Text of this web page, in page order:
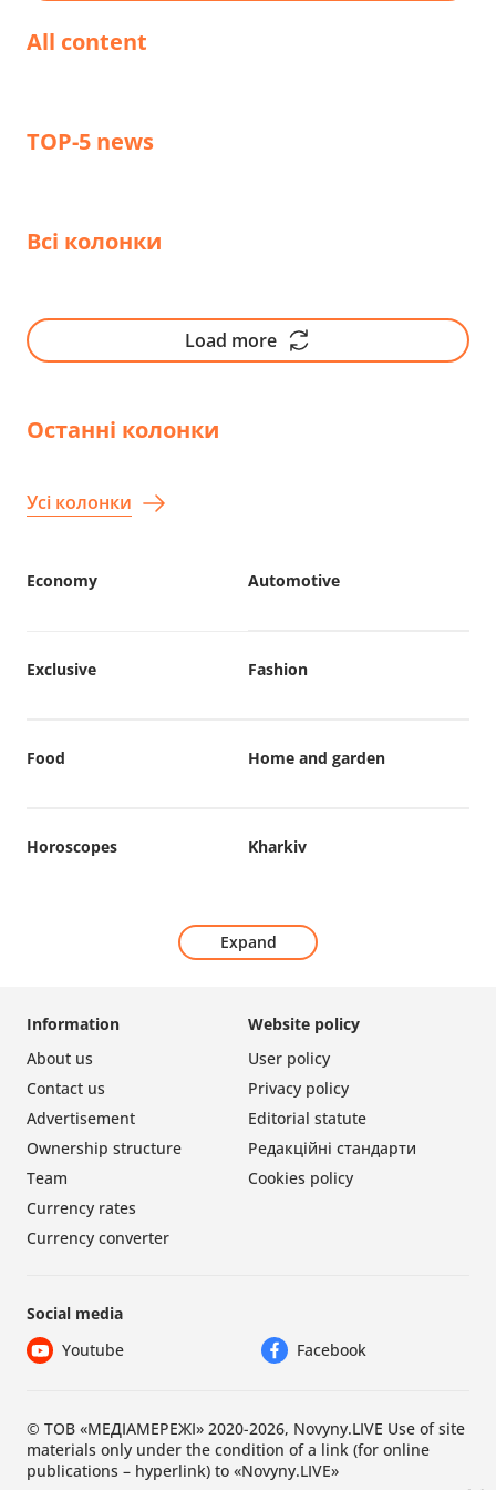
розширення R&D.
All content
TOP-5 news
Всі колонки
Load more
Останні колонки
Усі колонки
Automotive
Economy
Exclusive Fashion
Food Home and garden
Horoscopes Kharkiv
Expand
Website policy
User policy
Privacy policy
Editorial statute
Редакційні стандарти
Cookies policy
Information
About us
Contact us
Advertisement
Ownership structure
Team
Currency rates
Currency converter
Social media
Youtube
Facebook
© ТОВ «МЕДІАМЕРЕЖІ» 2020-2026, Novyny.LIVE Use of site
materials only under the condition of a link (for online
publications – hyperlink) to «Novyny.LIVE»